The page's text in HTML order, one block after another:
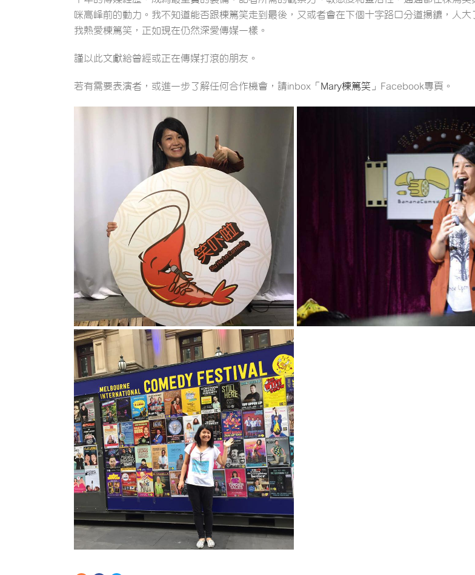
咪高峰前的動力。我不知道能否跟棟篤笑走到最後，又或者會在下個十字路口分道揚鑣，人
我熱愛棟篤笑，正如現在仍然深愛傳媒一樣。
謹以此文獻給曾經或正在傳媒打滾的朋友。
若有需要表演者，或進一步了解任何合作機會，請inbox「 Mary棟篤笑 」Facebook專頁。